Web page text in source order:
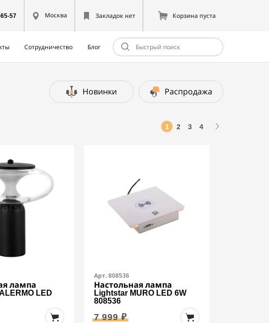
57 Москва Закладок нет Корзина пуста
Сотрудничество Блог
Новинки Распродажа
1 2 3 4
лампа
LED
Арт. 808536
Настольная лампа
Lightstar MURO LED 6W
808536
7 999 ₽